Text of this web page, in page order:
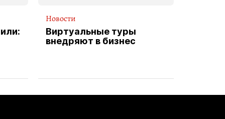
Новости
Виртуальные туры
внедряют в бизнес